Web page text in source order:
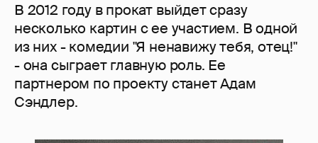
В 2012 году в прокат выйдет сразу
несколько картин с ее участием. В одной
из них - комедии "Я ненавижу тебя, отец!"
- она сыграет главную роль. Ее
партнером по проекту станет Адам
Сэндлер.